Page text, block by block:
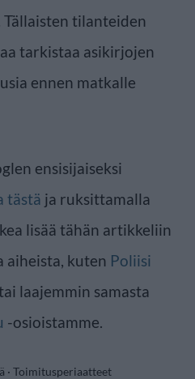
tilanteiden
tarkistaa asikirjojen
ennen matkalle
ensisijaiseksi
tästä ja ruksittamalla
lisää tähän artikkeliin
aiheista, kuten Poliisi
laajemmin samasta
-osioistamme.
· Toimitusperiaatteet